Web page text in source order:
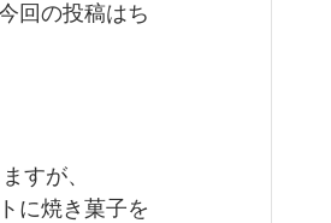
回の投稿はち
すが、
に焼き菓子を